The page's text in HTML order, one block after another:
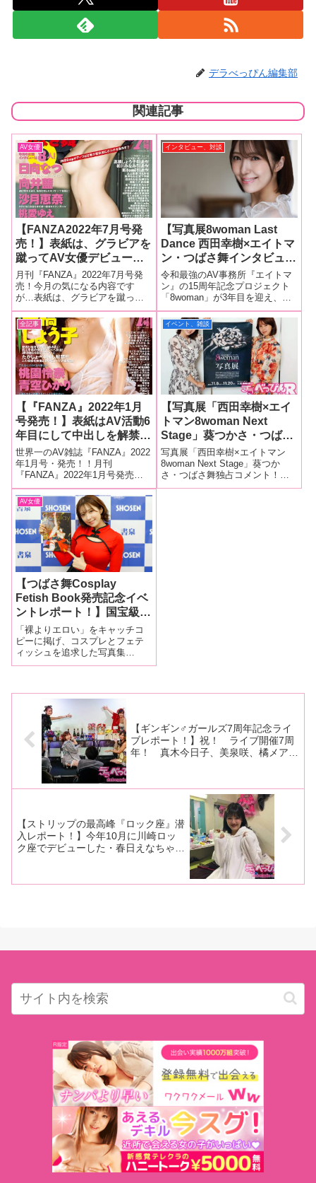
デラべっぴん編集部
関連記事
AV女優
【FANZA2022年7月号発
売！】表紙は、グラビアを
蹴ってAV女優デビューし
たS1専属・つばさ舞！人
気女優インタビューは日向
なつ、向井藍、沙月恵奈、
桃愛ゆえ、鈴木真夕！新人
インタビューには岬野まな
つ、瀬乃みなみ、円井萌華
が登場！
月刊『FANZA』2022年7月号発
売！今月の気になる内容です
が…表紙は、グラビアを蹴って
AV女優デビュー！ 4作目の発売
を6月に控えたS1専属・つばさ
舞！ もちろん、その他のペー
ジも大充実！！【HATSUMONO
新人インタビュー】・海が好
インタビュー、対談
【写真展8woman Last
Dance 西田幸樹×エイトマ
ン・つばさ舞インタビュ
ー！】「私の写真を買って
くださった方が、『舞ちゃ
んと思い出を共有している
みたいで、すごくよかっ
た』って言ってくれたんで
す」
令和最強のAV事務所『エイトマ
ン』の15周年記念プロジェクト
「8woman」が3年目を迎え、過
去最大の撮影予算と日数を費や
し「8woman Last Dance」とし
て、ついに今年ファイナルを迎
える。グラビア界ナンバーワン
写真家の西田幸樹氏
全記事
【『FANZA』2022年1月
号発売！】表紙はAV活動6
年目にして中出しを解禁し
た高橋しょう子！人気女優
インタビューは桃園怜奈、
青空ひかり、工藤ララ、夏
目みらい！新人インタビュ
ーにはつばさ舞、小花の
ん、山手梨愛、葉月涼子が
登場！
世界一のAV雑誌『FANZA』2022
年1月号・発売！！月刊
『FANZA』2022年1月号発売！
今月の気になる内容ですが…表
紙は、デビュー6年目にして中出
しを解禁した、高橋しょう子！
もちろん、その他のページも大
充実！！【HATSUMONO新
イベント、雑談
【写真展「西田幸樹×エイ
トマン8woman Next
Stage」葵つかさ・つばさ
舞独占コメント！】昨年開
催された伝説の写真展が再
び東京・渋谷で開催！
S1専属女優・葵つかさ＆
写真展「西田幸樹×エイトマン
8woman Next Stage」葵つか
さ・つばさ舞独占コメント！昨
年、大人気セクシー女優が多く
AV女優
【つばさ舞Cosplay
Fetish Book発売記念イベ
ントレポート！】国宝級の
スーパーボディーを誇るつ
ばさ舞が民族衣装を艶やか
に着こなし悩殺！ 「表紙
はインパクトがあるので、
りたくなると思います」
「裸よりエロい」をキャッチコ
ピーに掲げ、コスプレとフェテ
ィッシュを追求した写真集
『Cosplay Fetish Book』（ジー
で緊張してしまう美形フェイス
を誇るつばさ舞ちゃんが登場！
【ギンギン♂ガールズ7周年記念ライ
ブレポート！】祝！ ライブ開催7周
年！ 真木今日子、美泉咲、橘メアリ
福！
【ストリップの最高峰『ロック座』潜
入レポート！】今年10月に川崎ロッ
ク座でデビューした・春日えなちゃ
ー！